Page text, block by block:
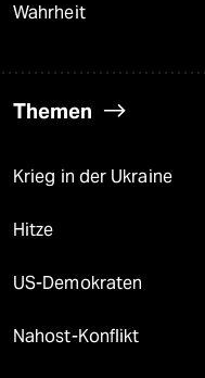
Wahrheit
Themen
Krieg in der Ukraine
Hitze
US-Demokraten
Nahost-Konflikt